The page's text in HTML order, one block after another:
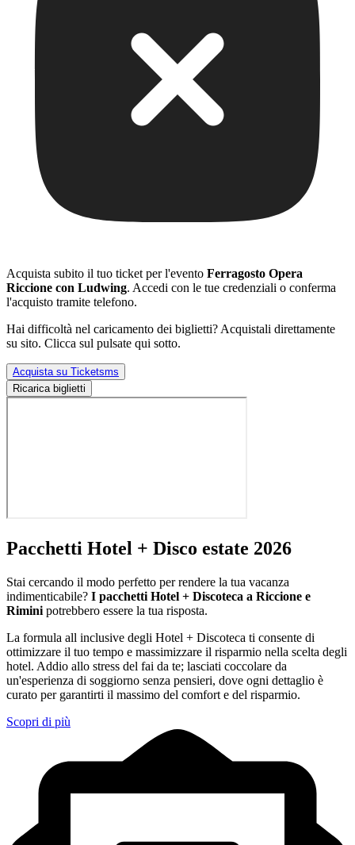
Acquista subito il tuo ticket per l'evento Ferragosto Opera
Riccione con Ludwing. Accedi con le tue credenziali o conferma
l'acquisto tramite telefono.
Hai difficoltà nel caricamento dei biglietti? Acquistali direttamente
su sito. Clicca sul pulsate qui sotto.
Acquista su Ticketsms
Ricarica biglietti
Pacchetti Hotel + Disco estate 2026
Stai cercando il modo perfetto per rendere la tua vacanza
indimenticabile? I pacchetti Hotel + Discoteca a Riccione e
Rimini potrebbero essere la tua risposta.
La formula all inclusive degli Hotel + Discoteca ti consente di
ottimizzare il tuo tempo e massimizzare il risparmio nella scelta degli
hotel. Addio allo stress del fai da te; lasciati coccolare da
un'esperienza di soggiorno senza pensieri, dove ogni dettaglio è
curato per garantirti il massimo del comfort e del risparmio.
Scopri di più